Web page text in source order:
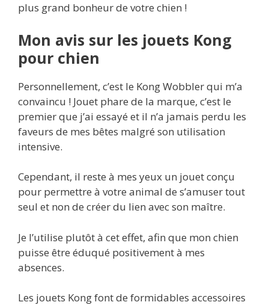
plus grand bonheur de votre chien !
Mon avis sur les jouets Kong
pour chien
Personnellement, c’est le Kong Wobbler qui m’a
convaincu ! Jouet phare de la marque, c’est le
premier que j’ai essayé et il n’a jamais perdu les
faveurs de mes bêtes malgré son utilisation
intensive.
Cependant, il reste à mes yeux un jouet conçu
pour permettre à votre animal de s’amuser tout
seul et non de créer du lien avec son maître.
Je l’utilise plutôt à cet effet, afin que mon chien
puisse être éduqué positivement à mes
absences.
Les jouets Kong font de formidables accessoires